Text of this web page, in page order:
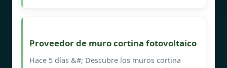
Proveedor de muro cortina fotovoltaico
Hace 5 días &#; Descubre los muros cortina